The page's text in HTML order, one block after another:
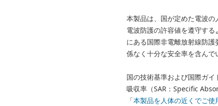
本製品は、国が定めた電波
電波防護の許容値を遵守す
にある国際非電離放射線防
係なく十分な安全率を含んで
国の技術基準および国際ガ
吸収率（SAR：Specific
「本製品を人体の近くでご使